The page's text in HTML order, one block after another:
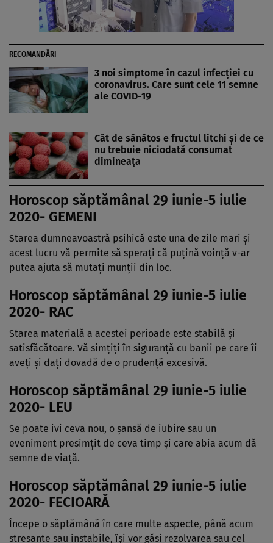
RECOMANDĂRI
3 noi simptome în cazul infecţiei cu
coronavirus. Care sunt cele 11 semne
ale COVID-19
Cât de sănătos e fructul litchi și de ce
nu trebuie niciodată consumat
dimineața
Horoscop săptămânal 29 iunie-5 iulie
2020- GEMENI
Starea dumneavoastră psihică este una de zile mari şi
acest lucru vă permite să speraţi că puţină voinţă v-ar
putea ajuta să mutaţi munţii din loc.
Horoscop săptămânal 29 iunie-5 iulie
2020- RAC
Starea materială a acestei perioade este stabilă şi
satisfăcătoare. Vă simţiţi în siguranţă cu banii pe care îi
aveţi şi daţi dovadă de o prudenţă excesivă.
Horoscop săptămânal 29 iunie-5 iulie
2020- LEU
Se poate ivi ceva nou, o şansă de iubire sau un
eveniment presimţit de ceva timp şi care abia acum dă
semne de viaţă.
Horoscop săptămânal 29 iunie-5 iulie
2020- FECIOARĂ
Începe o săptămână în care multe aspecte, până acum
stresante sau instabile, îşi vor găsi rezolvarea sau cel